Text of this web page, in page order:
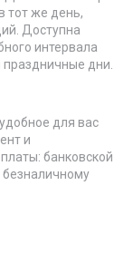
тот же день,
Доступна
интервала
дни.
для вас
и
банковской